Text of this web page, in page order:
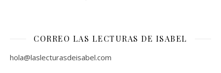
CORREO LAS LECTURAS DE ISABEL
hola@laslecturasdeisabel.com